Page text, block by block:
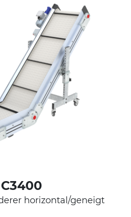
C3400
horizontal/geneigt